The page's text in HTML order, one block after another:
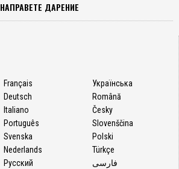
НАПРАВЕТЕ ДАРЕНИЕ
Français
Deutsch
Italiano
Português
Svenska
Nederlands
Русский
Українська
Română
Česky
Slovenščina
Polski
Türkçe
فارسی